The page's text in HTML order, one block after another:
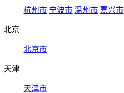
杭州市 宁波市 温州市 嘉兴市
北京
北京市
天津
天津市